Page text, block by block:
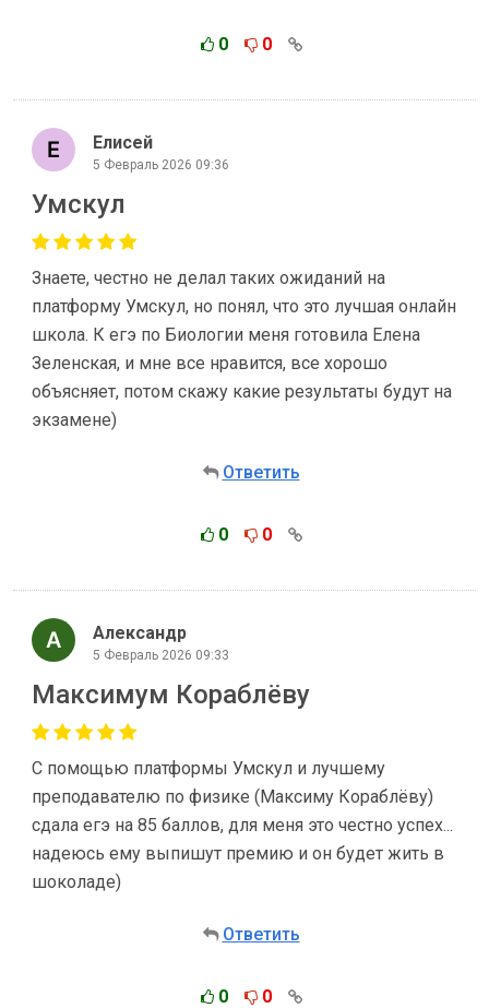
0 0
Елисей
5 Февраль 2026 09:36
Умскул
Знаете, честно не делал таких ожиданий на
платформу Умскул, но понял, что это лучшая онлайн
школа. К егэ по Биологии меня готовила Елена
Зеленская, и мне все нравится, все хорошо
объясняет, потом скажу какие результаты будут на
экзамене)
Ответить
0 0
Александр
5 Февраль 2026 09:33
Максимум Кораблёву
С помощью платформы Умскул и лучшему
преподавателю по физике (Максиму Кораблёву)
сдала егэ на 85 баллов, для меня это честно успех...
надеюсь ему выпишут премию и он будет жить в
шоколаде)
Ответить
0 0